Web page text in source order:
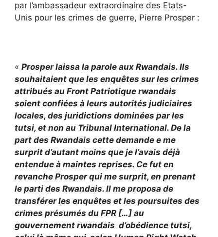
par l’ambassadeur extraordinaire des Etats-
Unis pour les crimes de guerre, Pierre Prosper :
« Prosper laissa la parole aux Rwandais. Ils
souhaitaient que les enquêtes sur les crimes
attribués au Front Patriotique rwandais
soient confiées à leurs autorités judiciaires
locales, des juridictions dominées par les
tutsi, et non au Tribunal International. De la
part des Rwandais cette demande e me
surprit d’autant moins que je l’avais déjà
entendue à maintes reprises. Ce fut en
revanche Prosper qui me surprit, en prenant
le parti des Rwandais. Il me proposa de
transférer les enquêtes et les poursuites des
crimes présumés du FPR […] au
gouvernement rwandais d’obédience tutsi,